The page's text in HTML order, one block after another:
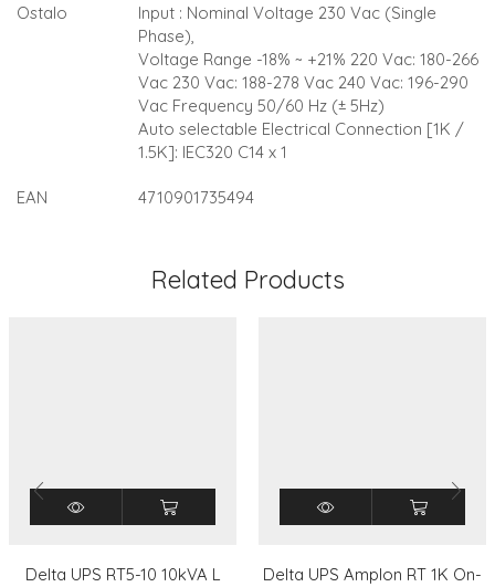
Ostalo
Input : Nominal Voltage 230 Vac (Single
Phase),
Voltage Range -18% ~ +21% 220 Vac: 180-266
Vac 230 Vac: 188-278 Vac 240 Vac: 196-290
Vac Frequency 50/60 Hz (± 5Hz)
Auto selectable Electrical Connection [1K /
1.5K]: IEC320 C14 x 1
EAN 4710901735494
Related Products
Delta UPS RT5-10 10kVA L
Delta UPS Amplon RT 1K On-